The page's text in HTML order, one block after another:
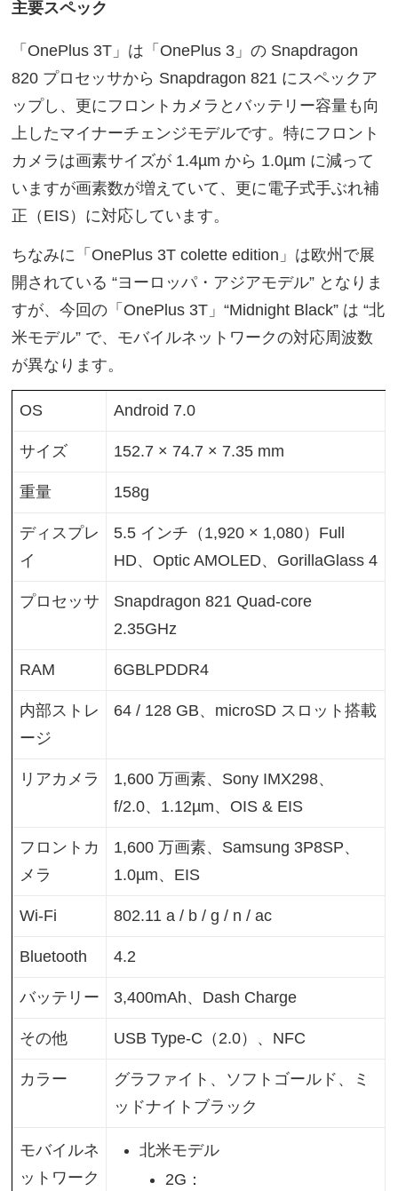
主要スペック
「OnePlus 3T」は「OnePlus 3」の Snapdragon
820 プロセッサから Snapdragon 821 にスペックア
ップし、更にフロントカメラとバッテリー容量も向
上したマイナーチェンジモデルです。特にフロント
カメラは画素サイズが 1.4µm から 1.0µm に減って
いますが画素数が増えていて、更に電子式手ぶれ補
正（EIS）に対応しています。
ちなみに「OnePlus 3T colette edition」は欧州で展
開されている “ヨーロッパ・アジアモデル” となりま
すが、今回の「OnePlus 3T」“Midnight Black” は “北
米モデル” で、モバイルネットワークの対応周波数
が異なります。
OS Android 7.0
サイズ 152.7 × 74.7 × 7.35 mm
重量 158g
ディスプレ
イ
5.5 インチ（1,920 × 1,080）Full
HD、Optic AMOLED、GorillaGlass 4
プロセッサ
Snapdragon 821 Quad-core
2.35GHz
RAM 6GBLPDDR4
内部ストレ
ージ
64 / 128 GB、microSD スロット搭載
リアカメラ
1,600 万画素、Sony IMX298、
f/2.0、1.12µm、OIS & EIS
フロントカ
メラ
1,600 万画素、Samsung 3P8SP、
1.0µm、EIS
Wi-Fi 802.11 a / b / g / n / ac
Bluetooth 4.2
バッテリー 3,400mAh、Dash Charge
その他 USB Type-C（2.0）、NFC
カラー
グラファイト、ソフトゴールド、ミ
ッドナイトブラック
モバイルネ
ットワーク
北米モデル
2G：